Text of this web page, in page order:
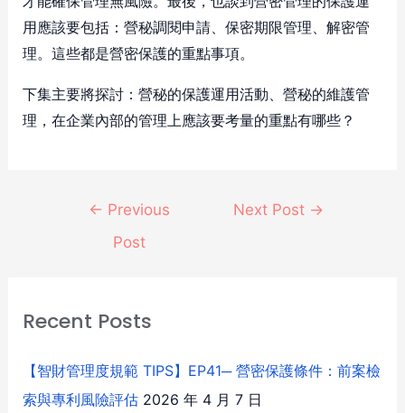
用應該要包括：營秘調閱申請、保密期限管理、解密管
理。這些都是營密保護的重點事項。
下集主要將探討：營秘的保護運用活動、營秘的維護管
理，在企業內部的管理上應該要考量的重點有哪些？
← Previous
Post
Next Post →
Recent Posts
【智財管理度規範 TIPS】EP41─ 營密保護條件：前案檢
索與專利風險評估 2026 年 4 月 7 日